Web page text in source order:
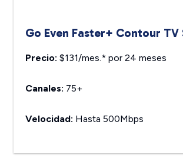
Go Even Faster+ Contour
Precio: $131/mes.* por 24 meses
Canales: 75+
Velocidad: Hasta 500Mbps